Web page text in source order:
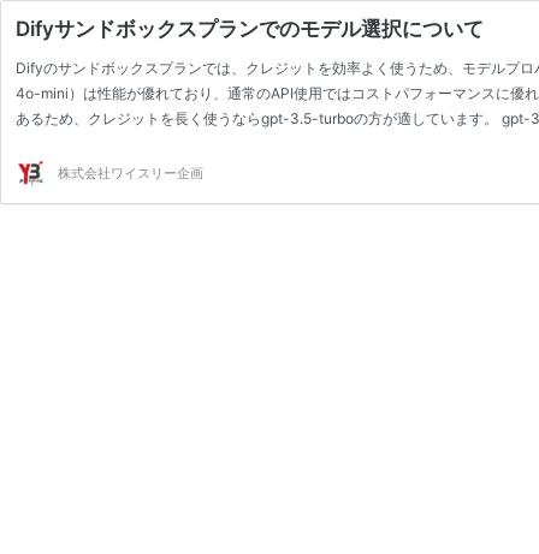
Difyサンドボックスプランでのモデル選択について
Difyのサンドボックスプランでは、クレジットを効率よく使うため、モデル
4o-mini）は性能が優れており、通常のAPI使用ではコストパフォーマンスに
あるため、クレジットを長く使うならgpt-3.5-turboの方が適しています。
株式会社ワイスリー企画